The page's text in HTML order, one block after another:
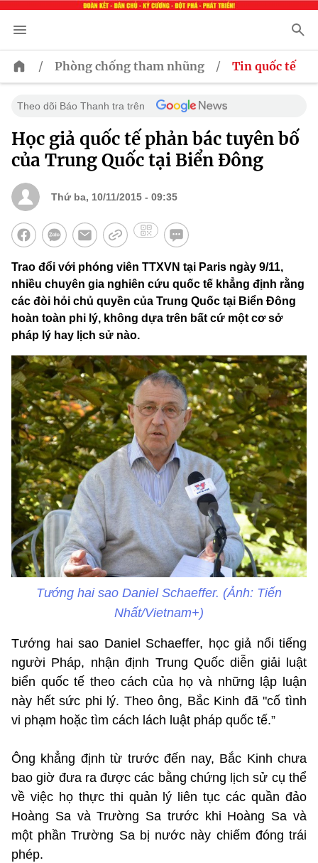
/ Phòng chống tham nhũng / Tin quốc tế
Theo dõi Báo Thanh tra trên
Học giả quốc tế phản bác tuyên bố
của Trung Quốc tại Biển Đông
Thứ ba, 10/11/2015 - 09:35
Trao đổi với phóng viên TTXVN tại Paris ngày 9/11,
nhiều chuyên gia nghiên cứu quốc tế khẳng định rằng
các đòi hỏi chủ quyền của Trung Quốc tại Biển Đông
hoàn toàn phi lý, không dựa trên bất cứ một cơ sở
pháp lý hay lịch sử nào.
Tướng hai sao Daniel Schaeffer. (Ảnh: Tiến
Nhất/Vietnam+)
Tướng hai sao Daniel Schaeffer, học giả nổi tiếng
người Pháp, nhận định Trung Quốc diễn giải luật
biển quốc tế theo cách của họ và những lập luận
này hết sức phi lý. Theo ông, Bắc Kinh đã "cố tình
vi phạm hoặc tìm cách lách luật pháp quốc tế.”
Ông khẳng định từ trước đến nay, Bắc Kinh chưa
bao giờ đưa ra được các bằng chứng lịch sử cụ thể
về việc họ thực thi quản lý liên tục các quần đảo
Hoàng Sa và Trường Sa trước khi Hoàng Sa và
một phần Trường Sa bị nước này chiếm đóng trái
phép.